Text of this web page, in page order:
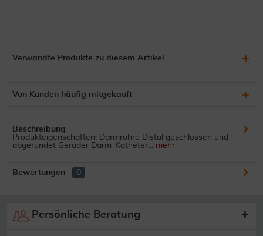
Verwandte Produkte zu diesem Artikel
Von Kunden häufig mitgekauft
Beschreibung
Produkteigenschaften: Darmrohre Distal geschlossen und
abgerundet Gerader Darm-Katheter... mehr
Bewertungen 0
Persönliche Beratung